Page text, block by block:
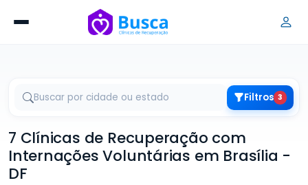
Filtros 3
7 Clínicas de Recuperação com
Internações Voluntárias em Brasília -
DF